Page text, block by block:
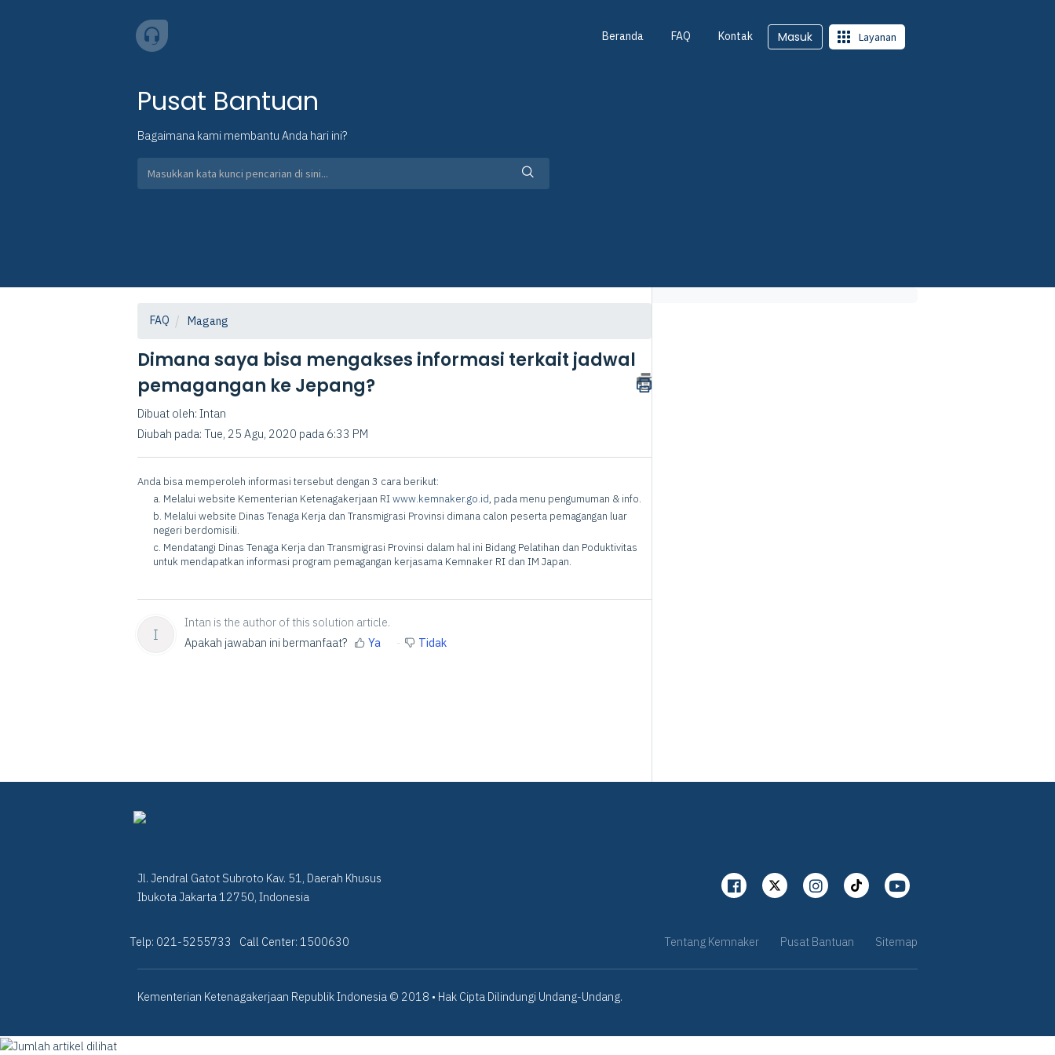
Beranda FAQ Kontak Masuk Layanan
Pusat Bantuan
Bagaimana kami membantu Anda hari ini?
FAQ Magang
Dimana saya bisa mengakses informasi terkait jadwal
pemagangan ke Jepang?
Dibuat oleh: Intan
Diubah pada: Tue, 25 Agu, 2020 pada 6:33 PM
Anda bisa memperoleh informasi tersebut dengan 3 cara berikut:
a. Melalui website Kementerian Ketenagakerjaan RIwww.kemnaker.go.id, pada menu pengumuman & info.
b. Melalui website Dinas Tenaga Kerja dan Transmigrasi Provinsi dimana calon peserta pemagangan luar
negeri berdomisili.
c. Mendatangi Dinas Tenaga Kerja dan Transmigrasi Provinsi dalam hal ini Bidang Pelatihan dan Poduktivitas
untuk mendapatkan informasi program pemagangan kerjasama Kemnaker RI dan IM Japan.
I
Intan is the author of this solution article.
Apakah jawaban ini bermanfaat?
Ya Tidak
Jl. Jendral Gatot Subroto Kav. 51, Daerah Khusus
Ibukota Jakarta 12750, Indonesia
Telp: 021-5255733 Call Center: 1500630 Tentang Kemnaker Pusat Bantuan Sitemap
Kementerian Ketenagakerjaan Republik Indonesia © 2018 • Hak Cipta Dilindungi Undang-Undang.